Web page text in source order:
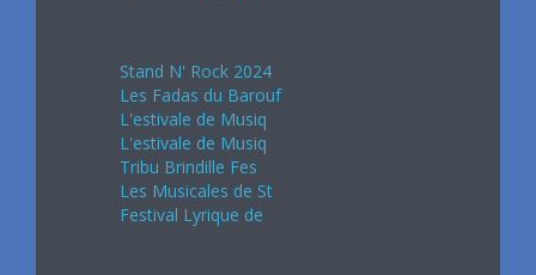
Stand N' Rock 2024
Les Fadas du Barouf
L'estivale de Musiq
L'estivale de Musiq
Tribu Brindille Fes
Les Musicales de St
Festival Lyrique de